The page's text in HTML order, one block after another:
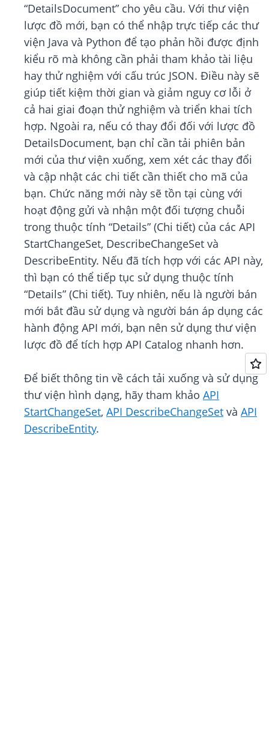
“DetailsDocument” cho yêu cầu. Với thư viện
lược đồ mới, bạn có thể nhập trực tiếp các thư
viện Java và Python để tạo phản hồi được định
kiểu rõ mà không cần phải tham khảo tài liệu
hay thử nghiệm với cấu trúc JSON. Điều này sẽ
giúp tiết kiệm thời gian và giảm nguy cơ lỗi ở
cả hai giai đoạn thử nghiệm và triển khai tích
hợp. Ngoài ra, nếu có thay đổi đối với lược đồ
DetailsDocument, bạn chỉ cần tải phiên bản
mới của thư viện xuống, xem xét các thay đổi
và cập nhật các chi tiết cần thiết cho mã của
bạn. Chức năng mới này sẽ tồn tại cùng với
hoạt động gửi và nhận một đối tượng chuỗi
trong thuộc tính “Details” (Chi tiết) của các API
StartChangeSet, DescribeChangeSet và
DescribeEntity. Nếu đã tích hợp với các API này,
thì bạn có thể tiếp tục sử dụng thuộc tính
“Details” (Chi tiết). Tuy nhiên, nếu là người bán
mới bắt đầu sử dụng và người bán áp dụng các
hành động API mới, bạn nên sử dụng thư viện
lược đồ để tích hợp API Catalog nhanh hơn.
Để biết thông tin về cách tải xuống và sử dụng
thư viện hình dạng, hãy tham khảo API
StartChangeSet, API DescribeChangeSet và API
DescribeEntity.